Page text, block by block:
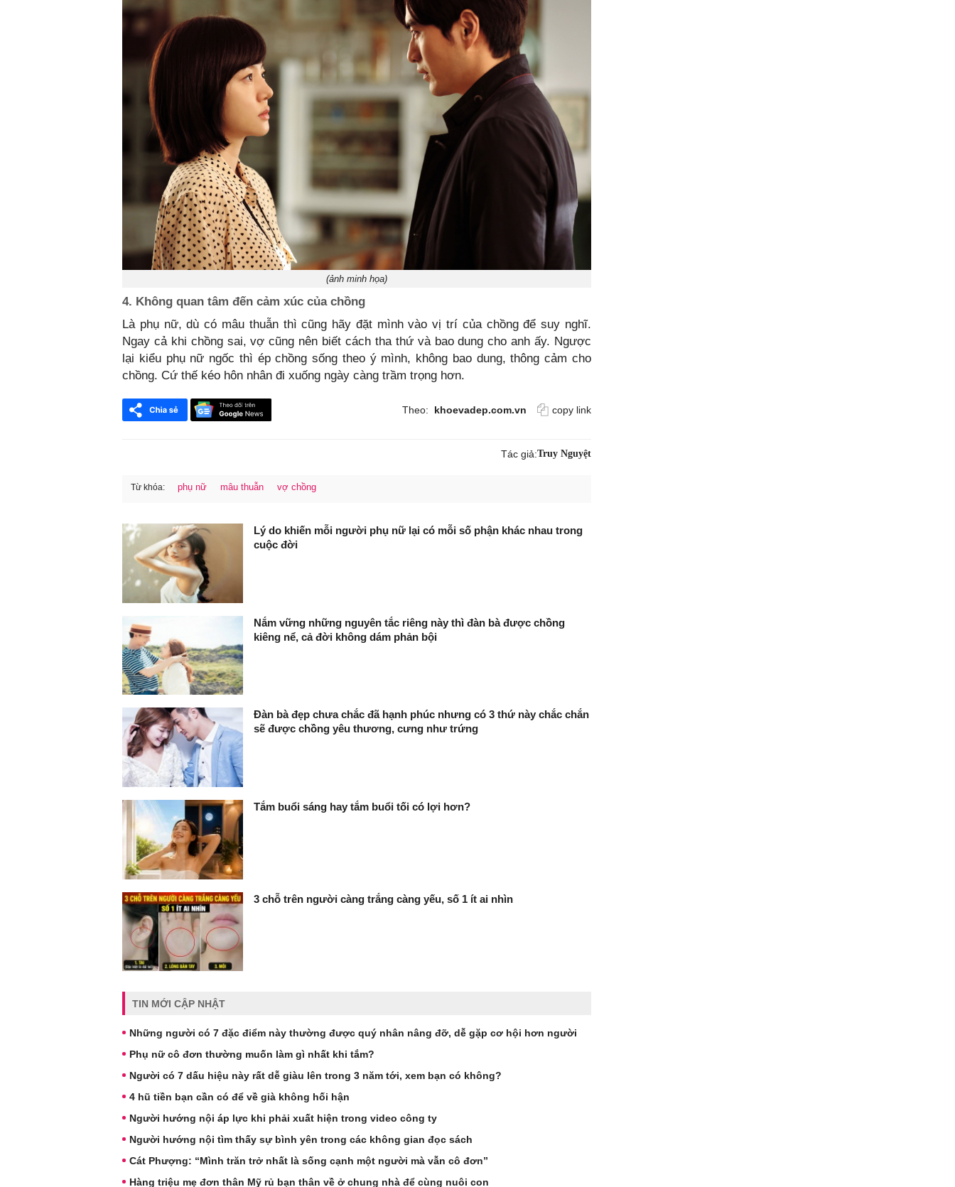
(ảnh minh họa)
4. Không quan tâm đến cảm xúc của chồng
Là phụ nữ, dù có mâu thuẫn thì cũng hãy đặt mình vào vị trí của chồng để suy nghĩ.
Ngay cả khi chồng sai, vợ cũng nên biết cách tha thứ và bao dung cho anh ấy. Ngược
lại kiểu phụ nữ ngốc thì ép chồng sống theo ý mình, không bao dung, thông cảm cho
chồng. Cứ thế kéo hôn nhân đi xuống ngày càng trầm trọng hơn.
Theo: khoevadep.com.vn copy link
Tác giả:Truy Nguyệt
Từ khóa: phụ nữ mâu thuẫn vợ chồng
Lý do khiến mỗi người phụ nữ lại có mỗi số phận khác nhau trong
cuộc đời
Nắm vững những nguyên tắc riêng này thì đàn bà được chồng
kiêng nể, cả đời không dám phản bội
Đàn bà đẹp chưa chắc đã hạnh phúc nhưng có 3 thứ này chắc chắn
sẽ được chồng yêu thương, cưng như trứng
Tắm buổi sáng hay tắm buổi tối có lợi hơn?
3 chỗ trên người càng trắng càng yếu, số 1 ít ai nhìn
TIN MỚI CẬP NHẬT
Những người có 7 đặc điểm này thường được quý nhân nâng đỡ, dễ gặp cơ hội hơn người
Phụ nữ cô đơn thường muốn làm gì nhất khi tắm?
Người có 7 dấu hiệu này rất dễ giàu lên trong 3 năm tới, xem bạn có không?
4 hũ tiền bạn cần có để về già không hối hận
Người hướng nội áp lực khi phải xuất hiện trong video công ty
Người hướng nội tìm thấy sự bình yên trong các không gian đọc sách
Cát Phượng: “Mình trăn trở nhất là sống cạnh một người mà vẫn cô đơn”
Hàng triệu mẹ đơn thân Mỹ rủ bạn thân về ở chung nhà để cùng nuôi con